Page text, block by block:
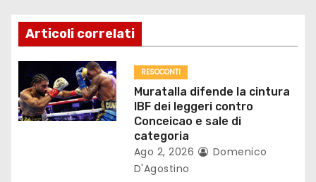
z
i
o
n
Articoli correlati
RESOCONTI
Muratalla difende la cintura
IBF dei leggeri contro
Conceicao e sale di
categoria
Ago 2, 2026
Domenico
D'Agostino